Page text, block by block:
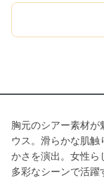
胸元のシアー素材
ウス。滑らかな肌
かさを演出。女性ら
多彩なシーンで活躍